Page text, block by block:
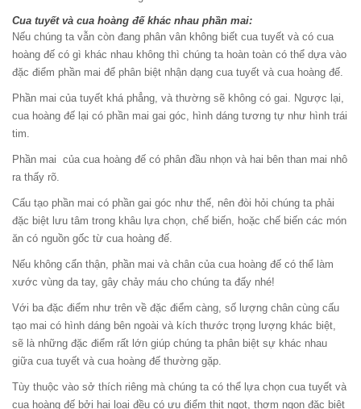
Cua tuyết và cua hoàng đế khác nhau phần mai:
Nếu chúng ta vẫn còn đang phân vân không biết cua tuyết và có cua
hoàng đế có gì khác nhau không thì chúng ta hoàn toàn có thể dựa vào
đặc điểm phần mai để phân biệt nhận dạng cua tuyết và cua hoàng đế.
Phần mai của tuyết khá phẳng, và thường sẽ không có gai. Ngược lại,
cua hoàng đế lại có phần mai gai góc, hình dáng tương tự như hình trái
tim.
Phần mai của cua hoàng đế có phân đầu nhọn và hai bên than mai nhô
ra thấy rõ.
Cấu tạo phần mai có phần gai góc như thế, nên đòi hỏi chúng ta phải
đặc biệt lưu tâm trong khâu lựa chọn, chế biến, hoặc chế biến các món
ăn có nguồn gốc từ cua hoàng đế.
Nếu không cẩn thận, phần mai và chân của cua hoàng đế có thể làm
xước vùng da tay, gây chảy máu cho chúng ta đấy nhé!
Với ba đặc điểm như trên về đặc điểm càng, số lượng chân cùng cấu
tạo mai có hình dáng bên ngoài và kích thước trọng lượng khác biệt,
sẽ là những đặc điểm rất lớn giúp chúng ta phân biệt sự khác nhau
giữa cua tuyết và cua hoàng đế thường gặp.
Tùy thuộc vào sở thích riêng mà chúng ta có thể lựa chọn cua tuyết và
cua hoàng đế bởi hai loại đều có ưu điểm thịt ngọt, thơm ngon đặc biệt